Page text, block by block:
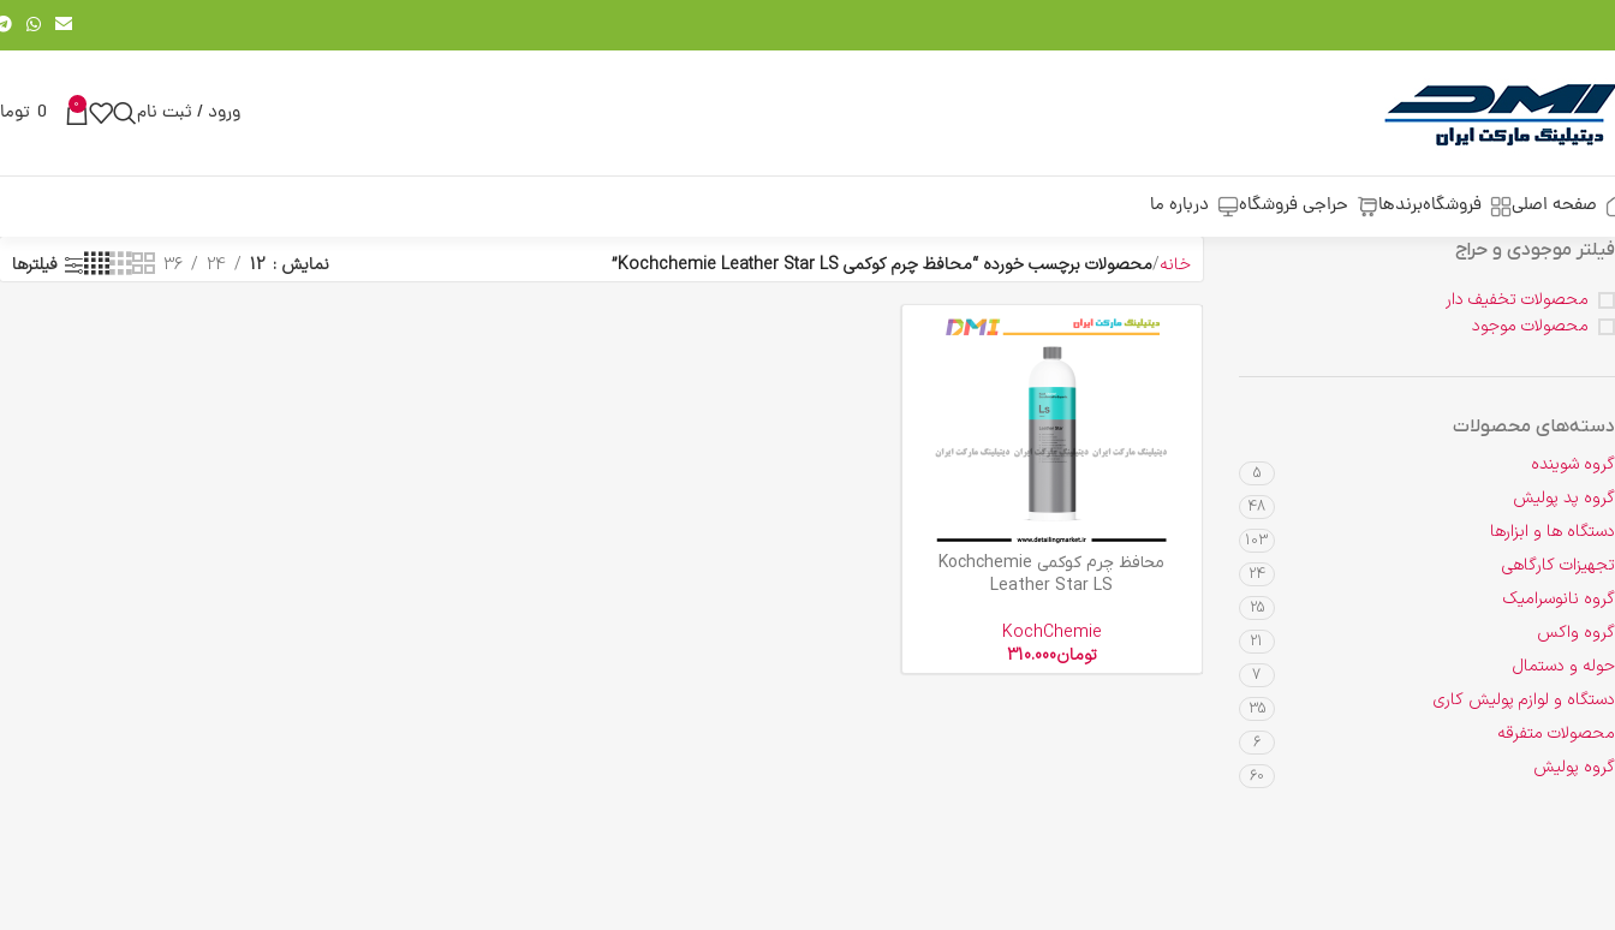
ورود / ثبت نام 0
0
صفحه اصلی فروشگاهبرندها حراجی فروشگاه درباره ما
فیلتر موجودی و حراج
محصولات تخفیف دار
محصولات موجود
دسته‌های محصولات
گروه شوینده 5
گروه پد پولیش 48
دستگاه ها و ابزارها 103
تجهیزات کارگاهی 24
گروه نانوسرامیک 25
گروه واکس 21
حوله و دستمال 7
دستگاه و لوازم پولیش کاری 35
محصولات متفرقه 6
گروه پولیش 60
خانه محصولات برچسب خورده “محافظ چرم کوکمی Kochchemie Leather Star LS” نمایش 12
24
36 فیلترها
افزودن به سبد خرید
محافظ چرم کوکمی Kochchemie
Leather Star LS
KochChemie
تومان310.000